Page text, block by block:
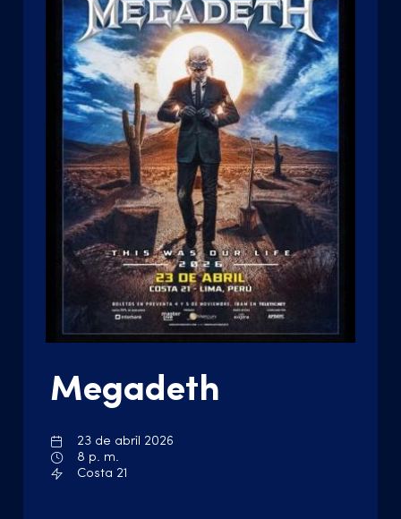
Megadeth
23 de abril 2026
8 p. m.
Costa 21